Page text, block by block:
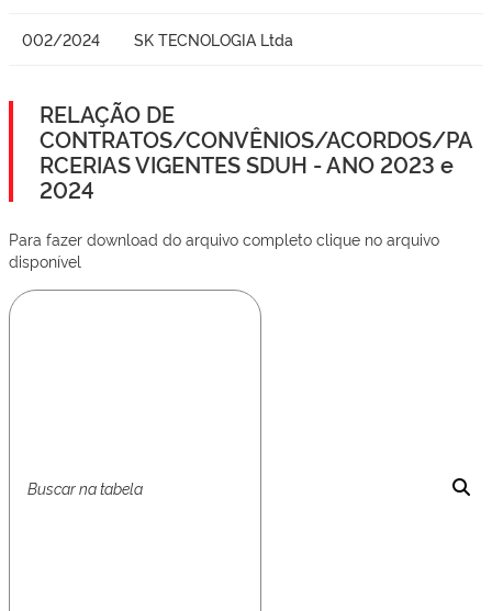
002/2024 SK TECNOLOGIA Ltda
RELAÇÃO DE
CONTRATOS/CONVÊNIOS/ACORDOS/PA
RCERIAS VIGENTES SDUH - ANO 2023 e
2024
Para fazer download do arquivo completo clique no arquivo
disponível